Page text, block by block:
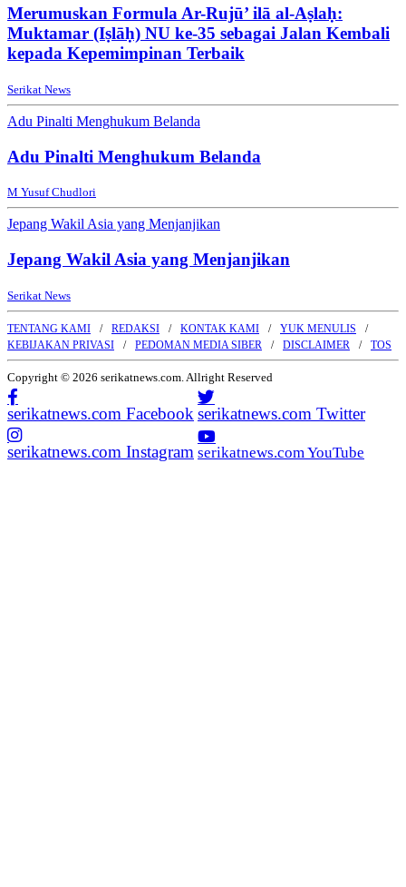
Merumuskan Formula Ar-Rujū’ ilā al-Aṣlaḥ:
Muktamar (Iṣlāḥ) NU ke-35 sebagai Jalan Kembali
kepada Kepemimpinan Terbaik
Serikat News
Adu Pinalti Menghukum Belanda
Adu Pinalti Menghukum Belanda
M Yusuf Chudlori
Jepang Wakil Asia yang Menjanjikan
Jepang Wakil Asia yang Menjanjikan
Serikat News
TENTANG KAMI REDAKSI KONTAK KAMI
YUK MENULIS
KEBIJAKAN PRIVASI
PEDOMAN MEDIA SIBER DISCLAIMER TOS
Copyright © 2026 serikatnews.com. Allright Reserved
serikatnews.com Facebook serikatnews.com Twitter
serikatnews.com Instagram serikatnews.com YouTube